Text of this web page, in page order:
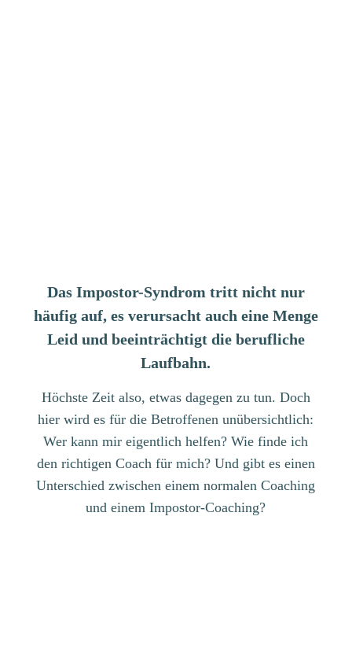
Das Impostor-Syndrom tritt nicht nur
häufig auf, es verursacht auch eine Menge
Leid und beeinträchtigt die berufliche
Laufbahn.
Höchste Zeit also, etwas dagegen zu tun. Doch
hier wird es für die Betroffenen unübersichtlich:
Wer kann mir eigentlich helfen? Wie finde ich
den richtigen Coach für mich? Und gibt es einen
Unterschied zwischen einem normalen Coaching
und einem Impostor-Coaching?